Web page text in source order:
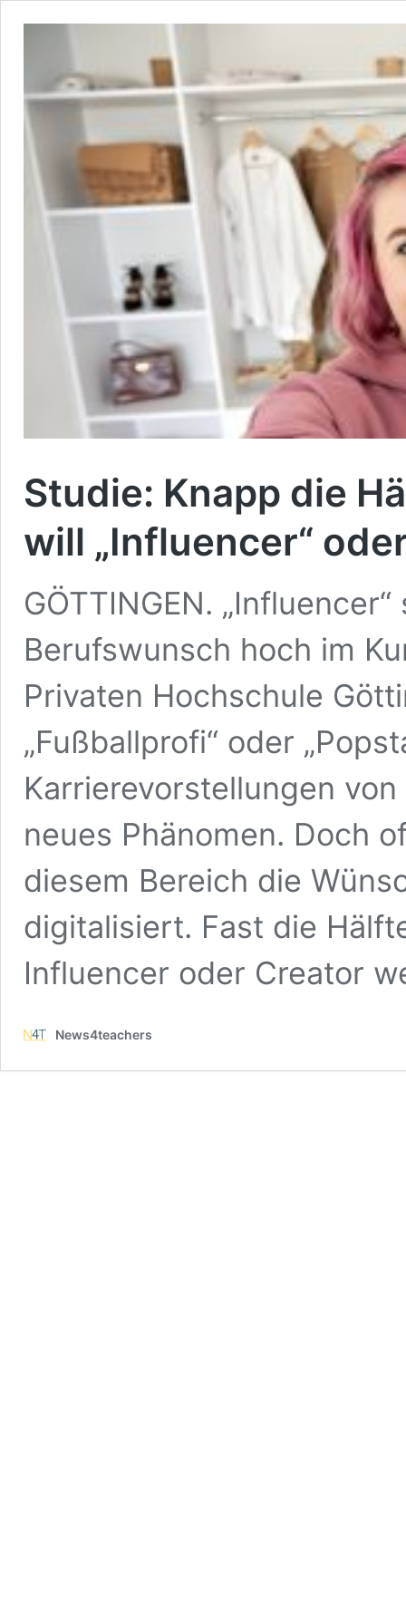
Studie: Knapp die
will „Influencer“
GÖTTINGEN.
Berufswunsch hoch im
Privaten Hochschule
„Fußballprofi“ oder
Karrierevorstellungen
neues Phänomen. Doch
diesem Bereich die
digitalisiert. Fast die
Influencer oder Creator
News4teachers